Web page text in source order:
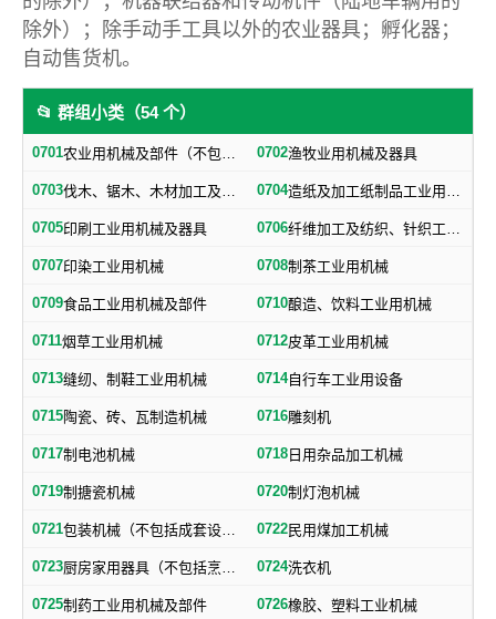
除外）；除手动手工具以外的农业器具；孵化器；
自动售货机。
📂 群组小类（54 个）
0701 农业用机械及部件（不包括小农具） 0702渔牧业用机械及器具
0703 伐木、锯木、木材加工及火柴生产用机械及器具 0704 造纸及加工纸制品工业用机械及器具
0705印刷工业用机械及器具 0706 纤维加工及纺织、针织工业用机械及部件
0707印染工业用机械 0708制茶工业用机械
0709食品工业用机械及部件 0710酿造、饮料工业用机械
0711烟草工业用机械 0712皮革工业用机械
0713缝纫、制鞋工业用机械 0714自行车工业用设备
0715陶瓷、砖、瓦制造机械 0716雕刻机
0717制电池机械 0718 日用杂品加工机械
0719制搪瓷机械 0720制灯泡机械
0721 包装机械（不包括成套设备专用包装机械） 0722民用煤加工机械
0723 厨房家用器具（不包括烹调、电气加热设备及厨房手工具） 0724洗衣机
0725制药工业用机械及部件 0726橡胶、塑料工业机械